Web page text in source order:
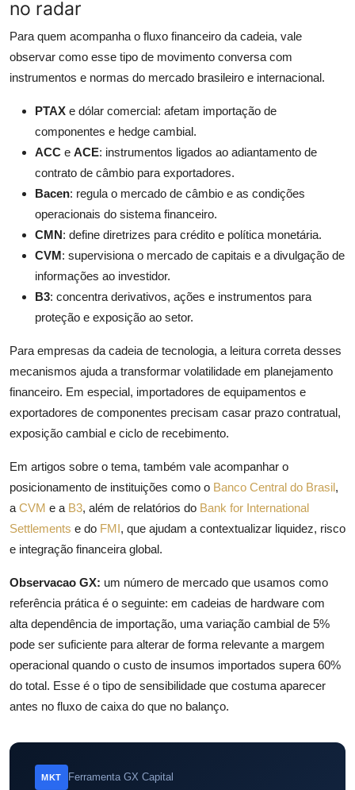
no radar
Para quem acompanha o fluxo financeiro da cadeia, vale
observar como esse tipo de movimento conversa com
instrumentos e normas do mercado brasileiro e internacional.
PTAX e dólar comercial: afetam importação de
componentes e hedge cambial.
ACC e ACE: instrumentos ligados ao adiantamento de
contrato de câmbio para exportadores.
Bacen: regula o mercado de câmbio e as condições
operacionais do sistema financeiro.
CMN: define diretrizes para crédito e política monetária.
CVM: supervisiona o mercado de capitais e a divulgação de
informações ao investidor.
B3: concentra derivativos, ações e instrumentos para
proteção e exposição ao setor.
Para empresas da cadeia de tecnologia, a leitura correta desses
mecanismos ajuda a transformar volatilidade em planejamento
financeiro. Em especial, importadores de equipamentos e
exportadores de componentes precisam casar prazo contratual,
exposição cambial e ciclo de recebimento.
Em artigos sobre o tema, também vale acompanhar o
posicionamento de instituições como o Banco Central do Brasil,
a CVM e a B3, além de relatórios do Bank for International
Settlements e do FMI, que ajudam a contextualizar liquidez, risco
e integração financeira global.
Observacao GX: um número de mercado que usamos como
referência prática é o seguinte: em cadeias de hardware com
alta dependência de importação, uma variação cambial de 5%
pode ser suficiente para alterar de forma relevante a margem
operacional quando o custo de insumos importados supera 60%
do total. Esse é o tipo de sensibilidade que costuma aparecer
antes no fluxo de caixa do que no balanço.
MKT Ferramenta GX Capital